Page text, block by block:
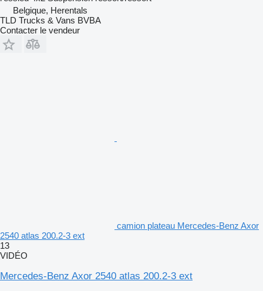
Belgique, Herentals
TLD Trucks & Vans BVBA
Contacter le vendeur
camion plateau Mercedes-Benz Axor
2540 atlas 200.2-3 ext
13
VIDÉO
Mercedes-Benz Axor 2540 atlas 200.2-3 ext